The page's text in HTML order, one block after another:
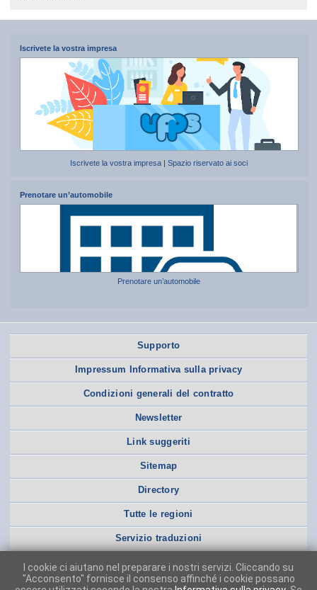
Iscrivete la vostra impresa
Iscrivete la vostra impresa |Spazio riservato ai soci
Prenotare un’automobile
Prenotare un’automobile
Supporto
Impressum Informativa sulla privacy
Condizioni generali del contratto
Newsletter
Link suggeriti
Sitemap
Directory
Tutte le regioni
Servizio traduzioni
I cookie ci aiutano nel preparare i nostri servizi. Cliccando su
"Acconsento" fornisce il consenso affinché i cookie possano